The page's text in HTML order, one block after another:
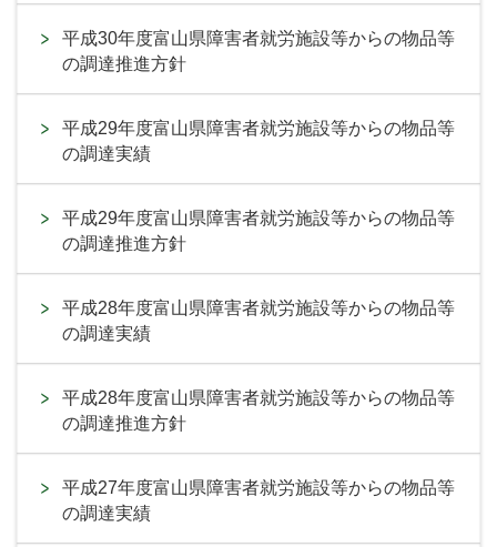
平成30年度富山県障害者就労施設等からの物品等
の調達推進方針
平成29年度富山県障害者就労施設等からの物品等
の調達実績
平成29年度富山県障害者就労施設等からの物品等
の調達推進方針
平成28年度富山県障害者就労施設等からの物品等
の調達実績
平成28年度富山県障害者就労施設等からの物品等
の調達推進方針
平成27年度富山県障害者就労施設等からの物品等
の調達実績